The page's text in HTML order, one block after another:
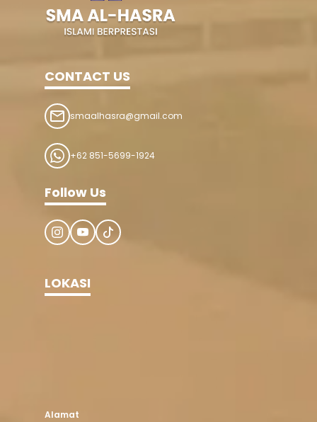
CONTACT US
smaalhasra@gmail.com
+62 851-5699-1924
Follow Us
LOKASI
Alamat